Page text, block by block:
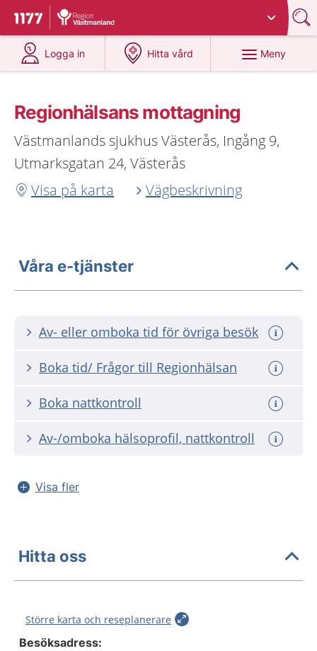
Till startsidan för 1177
Du har valt region
Logga in
på 1177.se
Hitta vård
på 1177.se
Meny
Regionhälsans mottagning
Västmanlands sjukhus Västerås, Ingång 9,
Utmarksgatan 24, Västerås
Visa på karta
Vägbeskrivning
Våra e-tjänster
Av- eller omboka tid för övriga besök
Boka tid/ Frågor till Regionhälsan
Boka nattkontroll
Av-/omboka hälsoprofil, nattkontroll
Visa fler
Hitta oss
Större karta och reseplanerare
Besöksadress: